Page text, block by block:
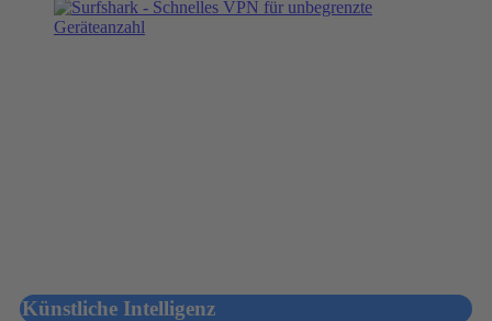
Künstliche Intelligenz